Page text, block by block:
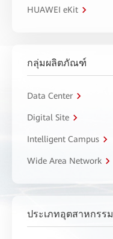
HUAWEI eKit
กลุ่มผลิตภัณฑ์
Data Center
Digital Site
Intelligent Campus
Wide Area Network
ประเภทอุตสาหกรรม